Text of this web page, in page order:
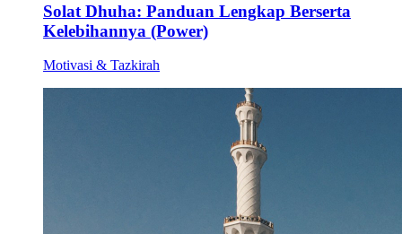
Solat Dhuha: Panduan Lengkap Berserta
Kelebihannya (Power)
Motivasi & Tazkirah